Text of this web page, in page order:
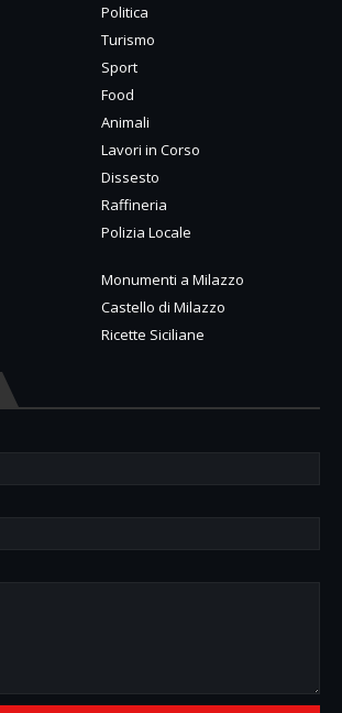
Politica
Turismo
Sport
Food
Animali
Lavori in Corso
Dissesto
Raffineria
Polizia Locale
Monumenti a Milazzo
Castello di Milazzo
Ricette Siciliane